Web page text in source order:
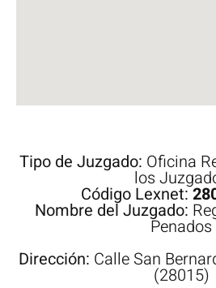
Tipo de Juzgado: Oficina
los
Código Lexnet:
Nombre del Juzgado:
Penados
Dirección: Calle San
(28015)